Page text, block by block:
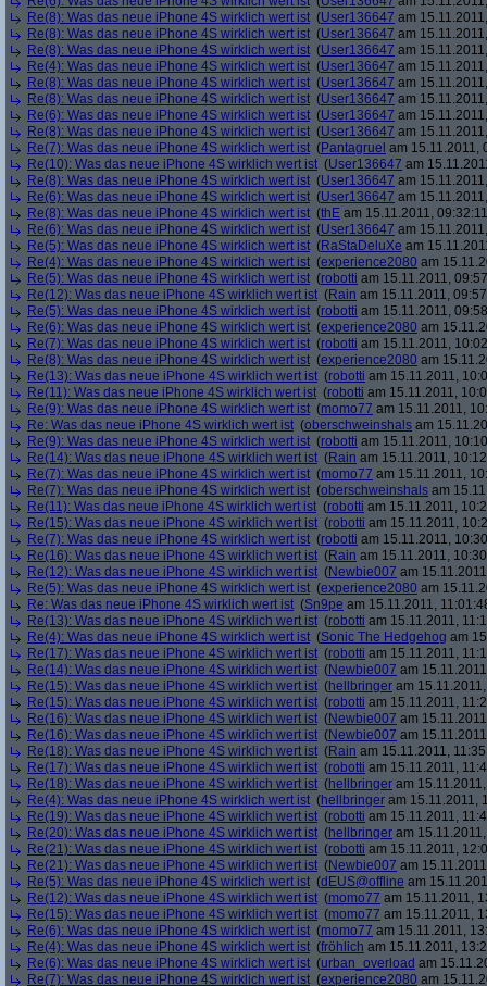
Re(8): Was das neue iPhone 4S wirklich wert ist (User136647 am
Re(8): Was das neue iPhone 4S wirklich wert ist (User136647 am
Re(8): Was das neue iPhone 4S wirklich wert ist (User136647 am
Re(4): Was das neue iPhone 4S wirklich wert ist (User136647 am
Re(8): Was das neue iPhone 4S wirklich wert ist (User136647 am
Re(8): Was das neue iPhone 4S wirklich wert ist (User136647 am
Re(6): Was das neue iPhone 4S wirklich wert ist (User136647 am
Re(8): Was das neue iPhone 4S wirklich wert ist (User136647 am
Re(7): Was das neue iPhone 4S wirklich wert ist (Pantagruel am 15.11.2011,
Re(10): Was das neue iPhone 4S wirklich wert ist (User136647 am
Re(8): Was das neue iPhone 4S wirklich wert ist (User136647 am
Re(6): Was das neue iPhone 4S wirklich wert ist (User136647 am
Re(8): Was das neue iPhone 4S wirklich wert ist (thE am 15.11.2011,
Re(6): Was das neue iPhone 4S wirklich wert ist (User136647 am
Re(5): Was das neue iPhone 4S wirklich wert ist (RaStaDeluXe am
Re(4): Was das neue iPhone 4S wirklich wert ist (experience2080 am
Re(5): Was das neue iPhone 4S wirklich wert ist (robotti am 15.11.2011,
Re(12): Was das neue iPhone 4S wirklich wert ist (Rain am 15.11.2011,
Re(5): Was das neue iPhone 4S wirklich wert ist (robotti am 15.11.2011,
Re(6): Was das neue iPhone 4S wirklich wert ist (experience2080 am
Re(7): Was das neue iPhone 4S wirklich wert ist (robotti am 15.11.2011,
Re(8): Was das neue iPhone 4S wirklich wert ist (experience2080 am
Re(13): Was das neue iPhone 4S wirklich wert ist (robotti am 15.11.2011,
Re(11): Was das neue iPhone 4S wirklich wert ist (robotti am 15.11.2011,
Re(9): Was das neue iPhone 4S wirklich wert ist (momo77 am 15.11.2011,
Re: Was das neue iPhone 4S wirklich wert ist (oberschweinshals am
Re(9): Was das neue iPhone 4S wirklich wert ist (robotti am 15.11.2011,
Re(14): Was das neue iPhone 4S wirklich wert ist (Rain am 15.11.2011,
Re(7): Was das neue iPhone 4S wirklich wert ist (momo77 am 15.11.2011,
Re(7): Was das neue iPhone 4S wirklich wert ist (oberschweinshals am
Re(11): Was das neue iPhone 4S wirklich wert ist (robotti am 15.11.2011,
Re(15): Was das neue iPhone 4S wirklich wert ist (robotti am 15.11.2011,
Re(7): Was das neue iPhone 4S wirklich wert ist (robotti am 15.11.2011,
Re(16): Was das neue iPhone 4S wirklich wert ist (Rain am 15.11.2011,
Re(12): Was das neue iPhone 4S wirklich wert ist (Newbie007 am
Re(5): Was das neue iPhone 4S wirklich wert ist (experience2080 am
Re: Was das neue iPhone 4S wirklich wert ist (Sn9pe am 15.11.2011,
Re(13): Was das neue iPhone 4S wirklich wert ist (robotti am 15.11.2011,
Re(4): Was das neue iPhone 4S wirklich wert ist (Sonic The Hedgehog am
Re(17): Was das neue iPhone 4S wirklich wert ist (robotti am 15.11.2011,
Re(14): Was das neue iPhone 4S wirklich wert ist (Newbie007 am
Re(15): Was das neue iPhone 4S wirklich wert ist (hellbringer am
Re(15): Was das neue iPhone 4S wirklich wert ist (robotti am 15.11.2011,
Re(16): Was das neue iPhone 4S wirklich wert ist (Newbie007 am
Re(16): Was das neue iPhone 4S wirklich wert ist (Newbie007 am
Re(18): Was das neue iPhone 4S wirklich wert ist (Rain am 15.11.2011,
Re(17): Was das neue iPhone 4S wirklich wert ist (robotti am 15.11.2011,
Re(18): Was das neue iPhone 4S wirklich wert ist (hellbringer am
Re(4): Was das neue iPhone 4S wirklich wert ist (hellbringer am 15.11.2011,
Re(19): Was das neue iPhone 4S wirklich wert ist (robotti am 15.11.2011,
Re(20): Was das neue iPhone 4S wirklich wert ist (hellbringer am
Re(21): Was das neue iPhone 4S wirklich wert ist (robotti am 15.11.2011,
Re(21): Was das neue iPhone 4S wirklich wert ist (Newbie007 am
Re(5): Was das neue iPhone 4S wirklich wert ist (dEUS@offline am
Re(12): Was das neue iPhone 4S wirklich wert ist (momo77 am 15.11.2011,
Re(15): Was das neue iPhone 4S wirklich wert ist (momo77 am 15.11.2011,
Re(6): Was das neue iPhone 4S wirklich wert ist (momo77 am 15.11.2011,
Re(4): Was das neue iPhone 4S wirklich wert ist (fröhlich am 15.11.2011,
Re(6): Was das neue iPhone 4S wirklich wert ist (urban_overload am
Re(7): Was das neue iPhone 4S wirklich wert ist (experience2080 am